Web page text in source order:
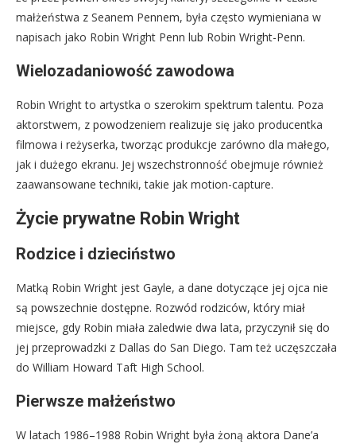
małżeństwa z Seanem Pennem, była często wymieniana w
napisach jako Robin Wright Penn lub Robin Wright-Penn.
Wielozadaniowość zawodowa
Robin Wright to artystka o szerokim spektrum talentu. Poza
aktorstwem, z powodzeniem realizuje się jako producentka
filmowa i reżyserka, tworząc produkcje zarówno dla małego,
jak i dużego ekranu. Jej wszechstronność obejmuje również
zaawansowane techniki, takie jak motion-capture.
Życie prywatne Robin Wright
Rodzice i dzieciństwo
Matką Robin Wright jest Gayle, a dane dotyczące jej ojca nie
są powszechnie dostępne. Rozwód rodziców, który miał
miejsce, gdy Robin miała zaledwie dwa lata, przyczynił się do
jej przeprowadzki z Dallas do San Diego. Tam też uczęszczała
do William Howard Taft High School.
Pierwsze małżeństwo
W latach 1986–1988 Robin Wright była żoną aktora Dane’a